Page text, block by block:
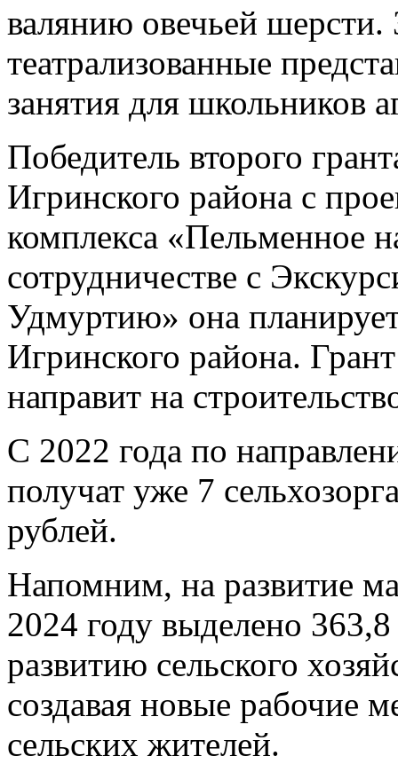
валянию овечьей шерсти.
театрализованные
занятия для школьников
Победитель второго
Игринского района с
комплекса «Пельменное
сотрудничестве с
Удмуртию» она
Игринского района.
направит на
С 2022 года по
получат уже 7
рублей.
Напомним, на развитие
2024 году выделено
развитию сельского
создавая новые рабочие
сельских жителей.